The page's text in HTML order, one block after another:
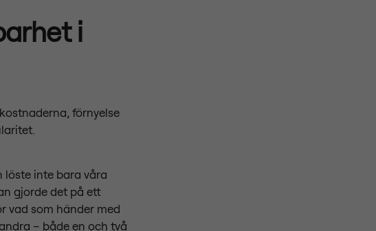
i
förnyelse
löste inte bara våra
gjorde det på ett
vad som händer med
– både en och två